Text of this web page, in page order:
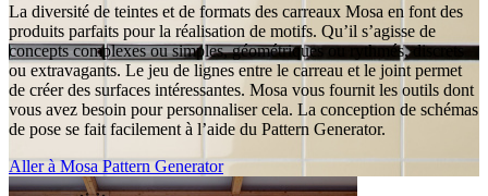
La diversité de teintes et de formats des carreaux Mosa en font des
produits parfaits pour la réalisation de motifs. Qu’il s’agisse de
concepts complexes ou simples, géométriques ou rythmés, discrets
ou extravagants. Le jeu de lignes entre le carreau et le joint permet
de créer des surfaces intéressantes. Mosa vous fournit les outils dont
vous avez besoin pour personnaliser cela. La conception de schémas
de pose se fait facilement à l’aide du Pattern Generator.
Aller à Mosa Pattern Generator